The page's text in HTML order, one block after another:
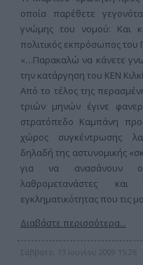
οποία παρέθετε
γνώμης του νομού: Και
πολιτικός εκπρόσωπος του
«…Παρακαλώ να κάνετε
την κατάργηση του ΚΕΝ
Από το τέλος της
τριών μηνών έγινε
στρατόπεδο Καμπάνη
χώρος συγκέντρωσης
δηλαδή της αστυνομικής
για να ανασάνουν
λαθρομετανάστες
εγκληματικότητας που τις
Διαβάστε περισσότερα...
Σάββατο, 13 Ιουνίου 2009 15:26